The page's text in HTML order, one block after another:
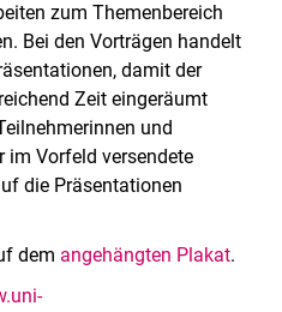
zum Themenbereich
Bei den Vorträgen handelt
damit der
Zeit eingeräumt
und
im Vorfeld versendete
die Präsentationen
dem angehängten Plakat.